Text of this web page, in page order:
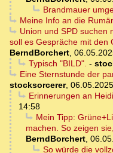
Brandmauer
Meine Info an die
Union und SPD suchen
soll es Gespräche mit den
BerndBorchert,
Typisch "BILD". -
Eine Sternstunde der
stocksorcerer,
Erinnerungen an
14:58
Mein Tipp:
machen. So zeigen
BerndBorchert,
So würde die